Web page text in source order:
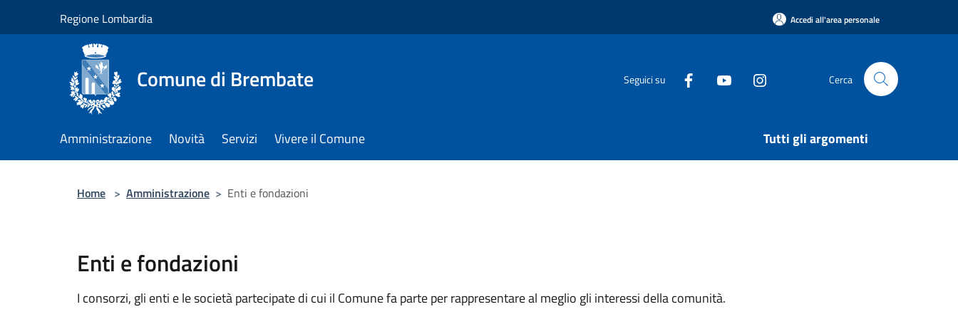
Regione Lombardia Accedi all'area personale
Comune di Brembate Seguici su Cerca
Amministrazione Novità Servizi Vivere il Comune Tutti gli argomenti
Home > Amministrazione > Enti e fondazioni
Enti e fondazioni
I consorzi, gli enti e le società partecipate di cui il Comune fa parte per rappresentare al meglio gli interessi della comunità.